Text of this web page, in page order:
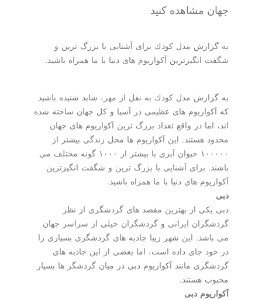
جهان مشاهده كنید
به گزارش مدل كودك برای آشنایی با بزرگ ترین و
شگفت انگیزترین آكواریوم های دنیا با ما همراه باشید.
به گزارش مدل كودك به نقل از مهر، شاید شنیده باشید
كه آكواریوم های عظیمی در آسیا و كل جهان ساخته شده
اند، اما در واقع تعداد بزرگ ترین آكواریوم های جهان
محدود هستند. این آكواریوم ها محل زندگی بیشتر از
۱۰۰۰۰۰ حیوان آبزی با بیشتر از ۱۰۰۰ گونه مختلف می
باشند. برای آشنایی با بزرگ ترین و شگفت انگیزترین
آكواریوم های دنیا با ما همراه باشید.
دبی یكی از بهترین مقصد های گردشگری از نظر
گردشگران ایرانی و گردشگران خیلی از سراسر جهان
می باشد. این شهر زیبا جاذبه های گردشگری بسیاری را
در خود جای داده است، اما بعضی از این جاذبه های
گردشگری مانند آكواریوم دبی در میان گردشگر ها بسیار
محبوب هستند.
آكواریوم دبی